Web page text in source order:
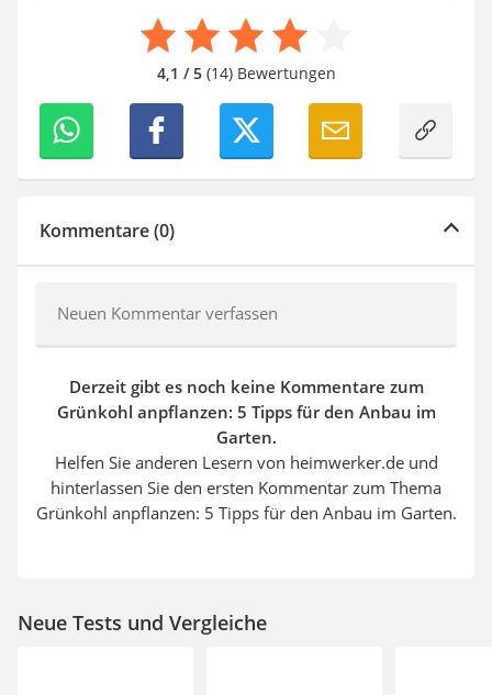
4,1 / 5(14) Bewertungen
Kommentare (0)
Neuen Kommentar verfassen
Derzeit gibt es noch keine Kommentare zum
Grünkohl anpflanzen: 5 Tipps für den Anbau im
Garten.
Helfen Sie anderen Lesern von heimwerker.de und
hinterlassen Sie den ersten Kommentar zum Thema
Grünkohl anpflanzen: 5 Tipps für den Anbau im Garten.
Neue Tests und Vergleiche